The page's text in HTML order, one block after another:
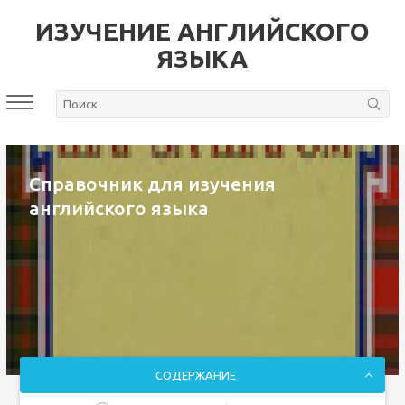
ИЗУЧЕНИЕ АНГЛИЙСКОГО
ЯЗЫКА
Справочник для изучения
английского языка
СОДЕРЖАНИЕ